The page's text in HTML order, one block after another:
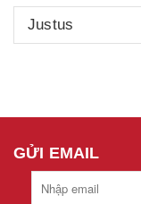
Justus
GỬI EMAIL